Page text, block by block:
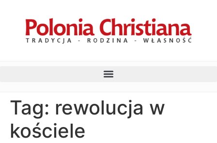
Tag: rewolucja w
kościele